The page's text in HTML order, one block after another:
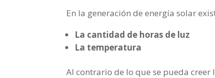
En la generación de energía solar
La cantidad de horas de luz
La temperatura
Al contrario de lo que se pueda creer